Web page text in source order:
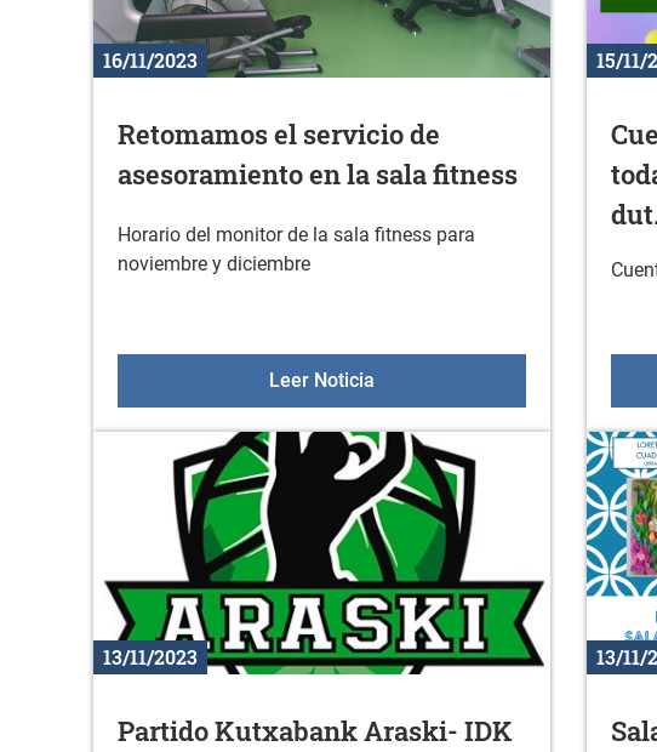
16/11/2023
Retomamos el servicio de
asesoramiento en la sala fitness
Horario del monitor de la sala fitness para
noviembre y diciembre
Leer NoticiaRetomamos el servicio de
15/11/
13/11/2023
Partido Kutxabank Araski- IDK
13/11/